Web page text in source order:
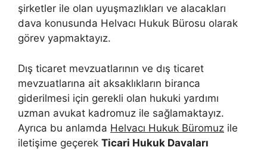
şirketler ile olan uyuşmazlıkları ve alacakları
dava konusunda Helvacı Hukuk Bürosu olarak
görev yapmaktayız.
Dış ticaret mevzuatlarının ve dış ticaret
mevzuatlarına ait aksaklıkların biranca
giderilmesi için gerekli olan hukuki yardımı
uzman avukat kadromuz ile sağlamaktayız.
Ayrıca bu anlamda Helvacı Hukuk Büromuz ile
iletişime geçerek Ticari Hukuk Davaları